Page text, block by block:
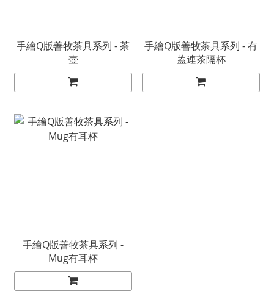
手繪Q版善牧茶具系列 - 茶
壺
手繪Q版善牧茶具系列 - 有
蓋連茶隔杯
手繪Q版善牧茶具系列 -
Mug有耳杯